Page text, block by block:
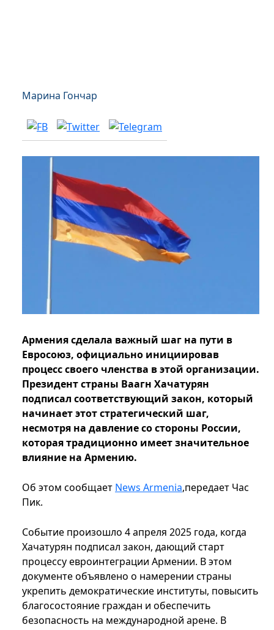
Марина Гончар
Армения сделала важный шаг на пути в
Евросоюз, официально инициировав
процесс своего членства в этой организации.
Президент страны Ваагн Хачатурян
подписал соответствующий закон, который
начинает этот стратегический шаг,
несмотря на давление со стороны России,
которая традиционно имеет значительное
влияние на Армению.
Об этом сообщает News Armenia,передает Час
Пик.
Событие произошло 4 апреля 2025 года, когда
Хачатурян подписал закон, дающий старт
процессу евроинтеграции Армении. В этом
документе объявлено о намерении страны
укрепить демократические институты, повысить
благосостояние граждан и обеспечить
безопасность на международной арене. В